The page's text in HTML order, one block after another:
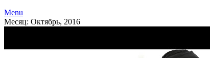
Menu
Месяц: Октябрь, 2016